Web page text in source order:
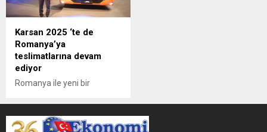
Karsan 2025 ‘te de
Romanya’ya
teslimatlarına devam
ediyor
Romanya ile yeni bir
atan Karsan , Köstence
Belediyesi’ne 2025 yılı